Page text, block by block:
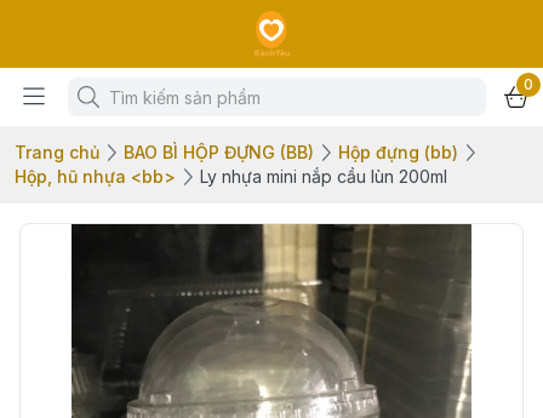
0
Trang chủ BAO BÌ HỘP ĐỰNG (BB)
Hộp đựng (bb)
Hộp, hũ nhựa <bb>
Ly nhựa mini nắp cầu lùn 200ml